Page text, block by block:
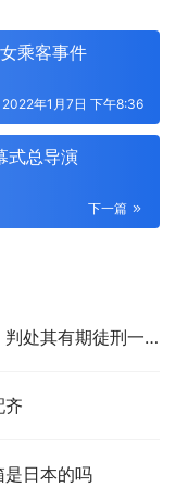
乘客事件
2022年1月7日 下午8:36
式总导演
下一篇
处其有期徒刑一年
齐
是日本的吗